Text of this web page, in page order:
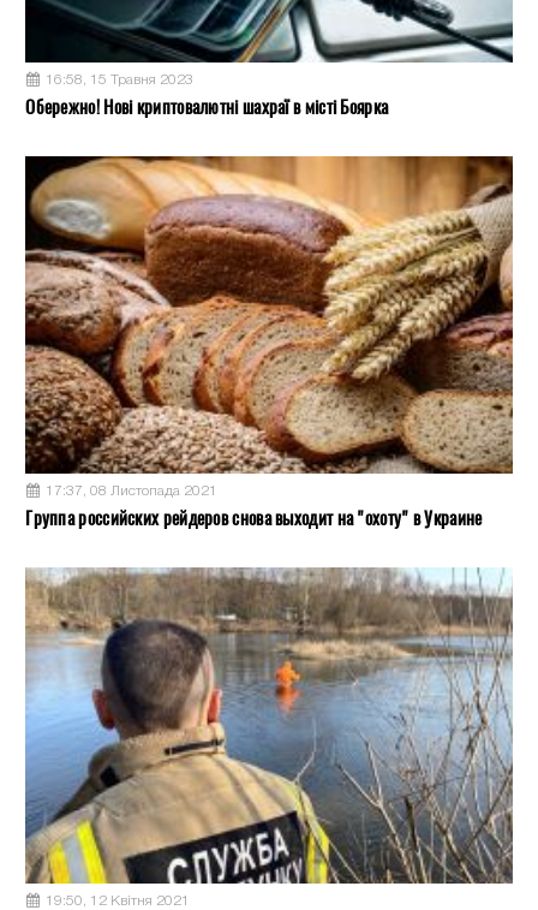
16:58, 15 Травня 2023
Обережно! Нові криптовалютні шахраї в місті Боярка
17:37, 08 Листопада 2021
Группа российских рейдеров снова выходит на "охоту" в Украине
19:50, 12 Квітня 2021